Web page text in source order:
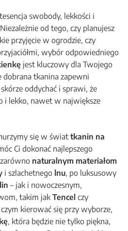
swobody, lekkości i
od tego, czy planujesz
przyjęcie w ogrodzie, czy
wybór odpowiedniego
jest kluczowy dla Twojego
tkanina zapewni
oddychać i sprawi, że
i lekko, nawet w największe
się w świat tkanin na
Ci dokonać najlepszego
naturalnym materiałom
i szlachetnego lnu, po luksusowy
– jak i nowoczesnym,
takim jakTencel czy
kierować się przy wyborze,
, która będzie nie tylko piękna,